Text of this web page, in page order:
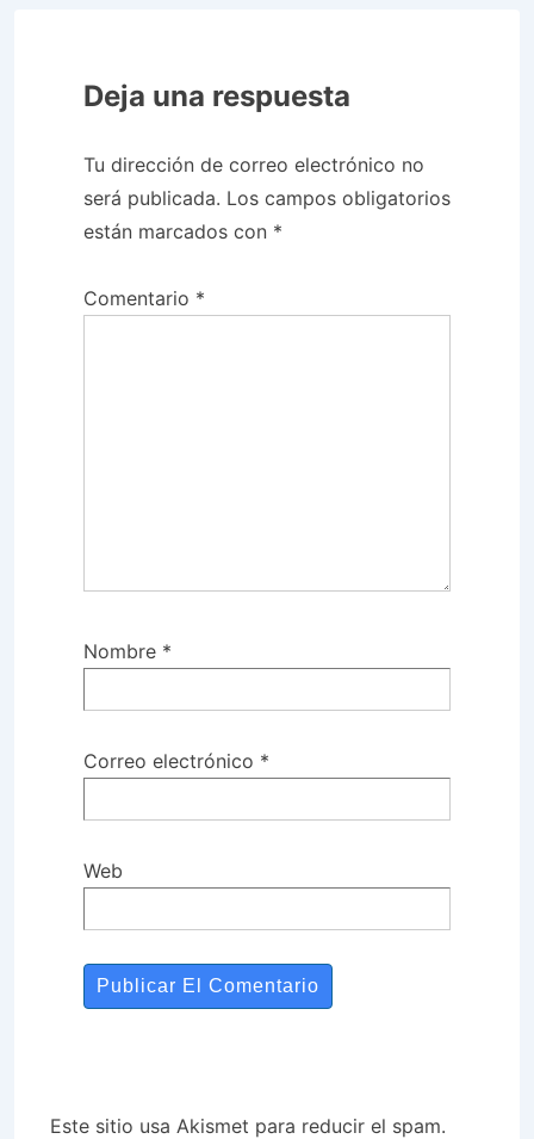
Deja una respuesta
Tu dirección de correo electrónico no
será publicada. Los campos obligatorios
están marcados con *
Comentario *
Nombre *
Correo electrónico *
Web
Este sitio usa Akismet para reducir el spam.